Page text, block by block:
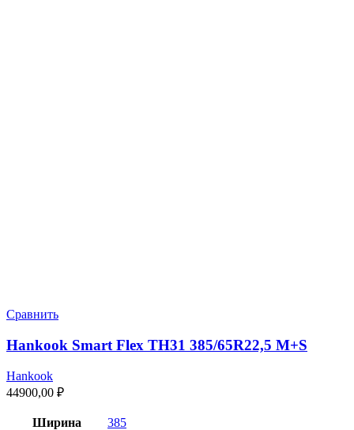
Сравнить
Hankook Smart Flex TH31 385/65R22,5 M+S
Hankook
44900,00 ₽
Ширина 385